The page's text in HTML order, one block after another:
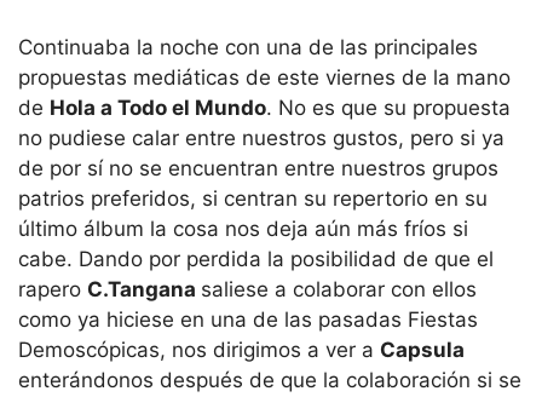
Continuaba la noche con una de las principales
propuestas mediáticas de este viernes de la mano
de Hola a Todo el Mundo. No es que su propuesta
no pudiese calar entre nuestros gustos, pero si ya
de por sí no se encuentran entre nuestros grupos
patrios preferidos, si centran su repertorio en su
último álbum la cosa nos deja aún más fríos si
cabe. Dando por perdida la posibilidad de que el
rapero C.Tangana saliese a colaborar con ellos
como ya hiciese en una de las pasadas Fiestas
Demoscópicas, nos dirigimos a ver a Capsula
enterándonos después de que la colaboración si se